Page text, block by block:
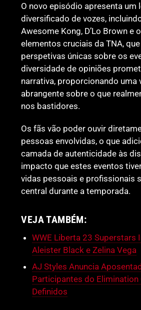
O novo episódio apresenta um
diversificado de vozes,
Awesome Kong, D’Lo Brown e
elementos cruciais da TNA,
perspetivas únicas sobre os
diversidade de opiniões
narrativa, proporcionando uma
abrangente sobre o que
nos bastidores.
Os fãs vão poder ouvir
pessoas envolvidas, o que
camada de autenticidade às
impacto que estes eventos
vidas pessoais e profissionais
central durante a temporada.
VEJA TAMBÉM:
WWE Liberta 23 Superstars
Aleister Black e Zelina Vega
AJ Styles Anuncia
Participantes do Elimination
Definidos